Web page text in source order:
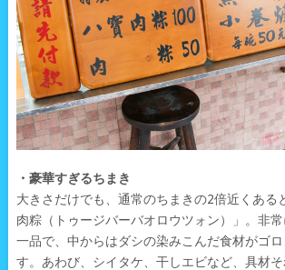
・豪華すぎるちまき
大きさだけでも、通常のちまきの2倍近くある
肉粽（トゥージバーバオロウツォン）」。非
一品で、中からはダシの染みこんだ食材がゴ
す。あわび、シイタケ、干しエビなど、具材